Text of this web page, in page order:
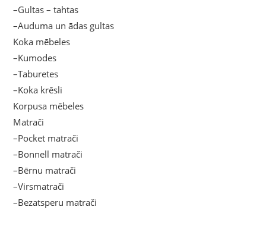
–Gultas – tahtas
–Auduma un ādas gultas
Koka mēbeles
–Kumodes
–Taburetes
–Koka krēsli
Korpusa mēbeles
Matrači
–Pocket matrači
–Bonnell matrači
–Bērnu matrači
–Virsmatrači
–Bezatsperu matrači